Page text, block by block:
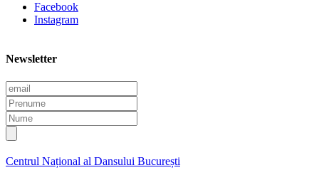
Facebook
Instagram
Newsletter
E
m
a
i
l
P
r
e
n
m
N
u
m
e
Centrul Național al Dansului București